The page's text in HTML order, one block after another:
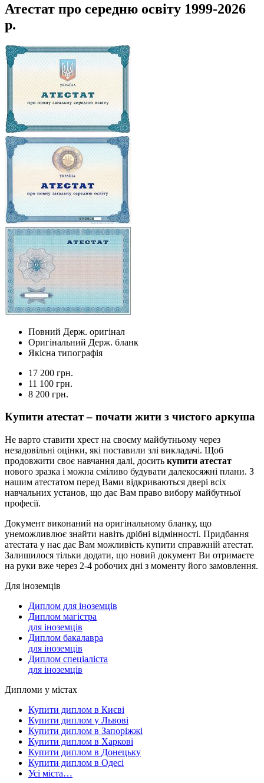
Атестат про середню освіту 1999-2026
р.
Повний Держ. оригінал
Оригінальний Держ. бланк
Якісна типографія
17 200 грн.
11 100 грн.
8 200 грн.
Купити атестат – почати жити з чистого аркуша
Не варто ставити хрест на своєму майбутньому через
незадовільні оцінки, які поставили злі викладачі. Щоб
продовжити своє навчання далі, досить купити атестат
нового зразка і можна сміливо будувати далекосяжні плани. З
нашим атестатом перед Вами відкриваються двері всіх
навчальних установ, що дає Вам право вибору майбутньої
професії.
Документ виконаний на оригінальному бланку, що
унеможливлює знайти навіть дрібні відмінності. Придбання
атестата у нас дає Вам можливість купити справжній атестат.
Залишилося тільки додати, що новий документ Ви отримаєте
на руки вже через 2-4 робочих дні з моменту його замовлення.
Для іноземців
Диплом для іноземців
Диплом магістра
для іноземців
Диплом бакалавра
для іноземців
Диплом спеціаліста
для іноземців
Дипломи у містах
Купити диплом в Києві
Купити диплом у Львові
Купити диплом в Запоріжжі
Купити диплом в Харкові
Купити диплом в Донецьку
Купити диплом в Одесі
Усі міста…